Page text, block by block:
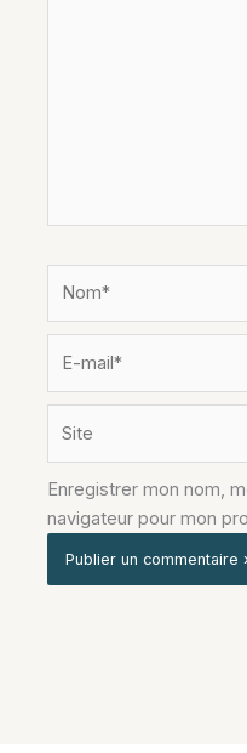
ici…
Enregistrer mon nom,
navigateur pour mon